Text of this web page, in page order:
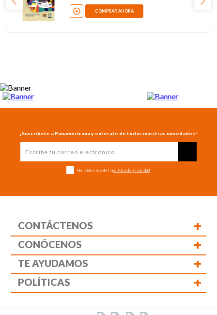
COMPRAR AHORA
¡Suscríbete a Panamericana y entérate de todas nuestras novedades!
He leído y acepto la política de privacidad
CONTÁCTENOS +
CONÓCENOS +
TE AYUDAMOS +
POLÍTICAS +